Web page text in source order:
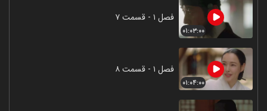
۰۱:۰۳:۰۰
فصل ۱ - قسمت ۷
۰۱:۰۴:۰۰
فصل ۱ - قسمت ۸